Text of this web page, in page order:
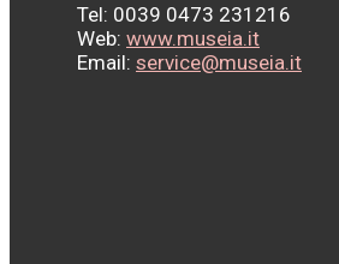
Tel: 0039 0473 231216
Web: www.museia.it
Email: service@museia.it